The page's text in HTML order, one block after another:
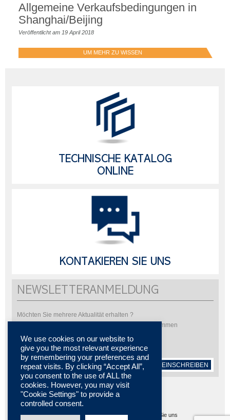
Allgemeine Verkaufsbedingungen in
Shanghai/Beijing
Veröffentlicht am 19 April 2018
UM MEHR ZU WISSEN
TECHNISCHE KATALOG
ONLINE
KONTAKIEREN SIE UNS
NEWSLETTERANMELDUNG
Möchten Sie mehrere Aktualität erhalten ?
Bitte abonnieren Sie um unsere Newsletter zu bekommen
EINSCHREIBEN
Sitemap Allgemeine Nutzungsbedingungen Kontaktieren Sie uns
We use cookies on our website to
give you the most relevant experience
by remembering your preferences and
repeat visits. By clicking “Accept All”,
you consent to the use of ALL the
cookies. However, you may visit
"Cookie Settings" to provide a
controlled consent.